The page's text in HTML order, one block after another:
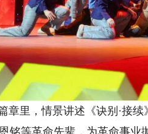
里，情景讲述《诀别·接续